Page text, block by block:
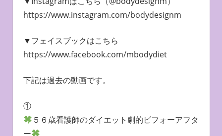
https://www.instagram.com/bodydesignm
▼フェイスブックはこちら
https://www.facebook.com/mbodydiet
下記は過去の動画です。
①
５６歳看護師のダイエット劇的ビフォーアフタ
ー